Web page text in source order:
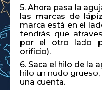
5. Ahora pasa la
las marcas de
marca está en el
tendrás que
por el otro lado
orificio).
6. Saca el hilo de la
hilo un nudo
una cuenta.